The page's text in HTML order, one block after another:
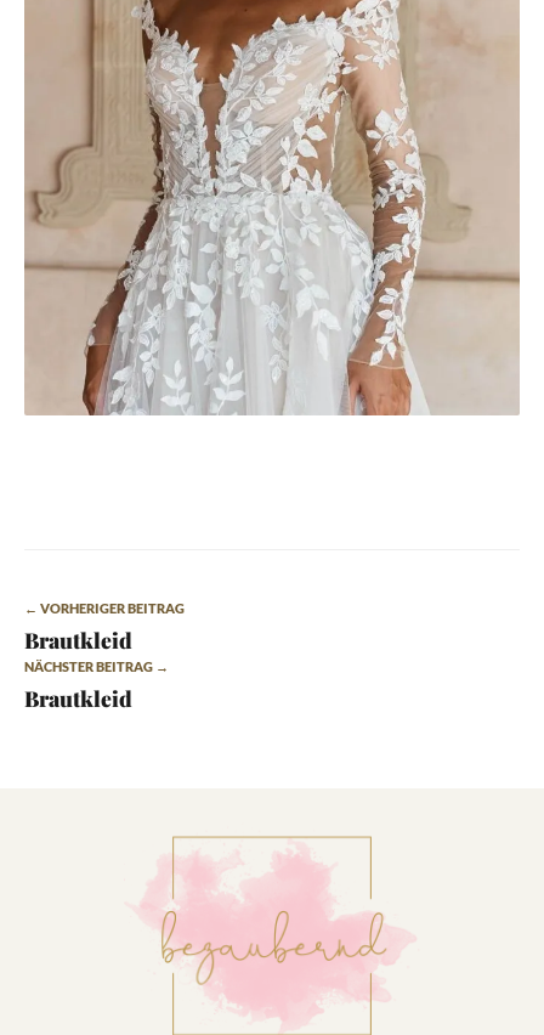
← VORHERIGER BEITRAG
Brautkleid
NÄCHSTER BEITRAG →
Brautkleid